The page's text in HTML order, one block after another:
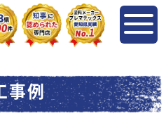
事例